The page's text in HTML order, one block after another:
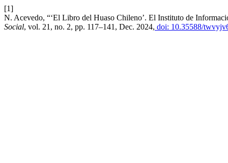
[1]
N. Acevedo, “‘El Libro del Huaso Chileno’. El Instituto de
Social, vol. 21, no. 2, pp. 117–141, Dec. 2024, doi: 10.35588/